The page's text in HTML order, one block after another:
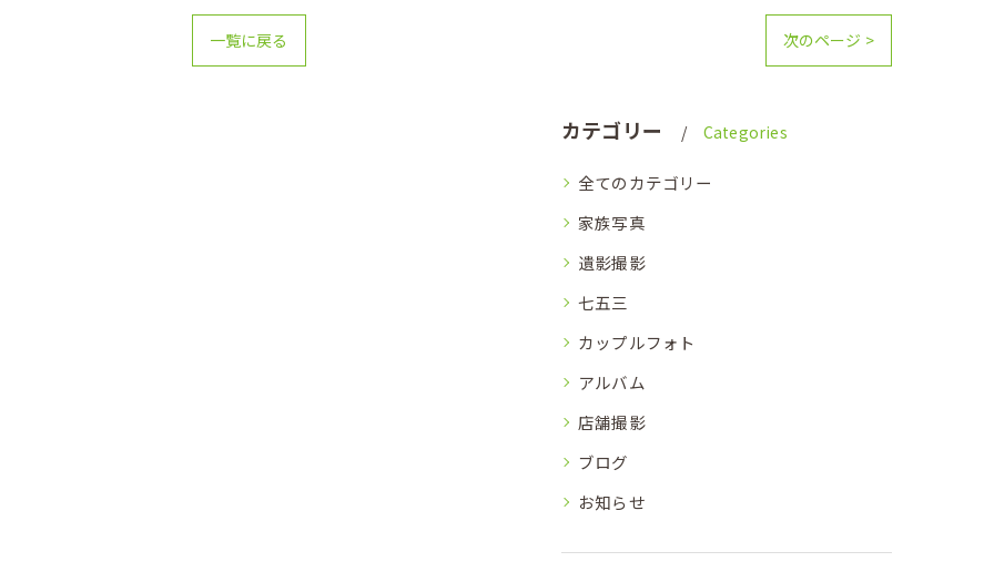
一覧に戻る 次のページ >
カテゴリー Categories
全てのカテゴリー
家族写真
遺影撮影
七五三
カップルフォト
アルバム
店舗撮影
ブログ
お知らせ